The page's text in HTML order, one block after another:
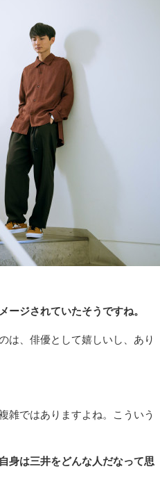
ジされていたそうですね。
は、俳優として嬉しいし、あり
雑ではありますよね。こういう
身は三井をどんな人だなって思